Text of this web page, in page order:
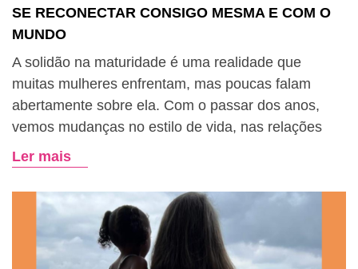
SE RECONECTAR CONSIGO MESMA E COM O
MUNDO
A solidão na maturidade é uma realidade que
muitas mulheres enfrentam, mas poucas falam
abertamente sobre ela. Com o passar dos anos,
vemos mudanças no estilo de vida, nas relações
Ler mais